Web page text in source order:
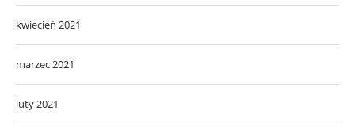
kwiecień 2021
marzec 2021
luty 2021